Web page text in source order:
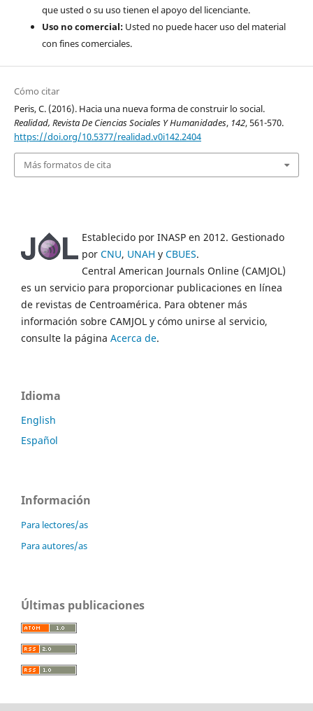
que usted o su uso tienen el apoyo del licenciante.
Uso no comercial:Usted no puede hacer uso del material
con fines comerciales.
Cómo citar
Peris, C. (2016). Hacia una nueva forma de construir lo social.
Realidad, Revista De Ciencias Sociales Y Humanidades, 142, 561-570.
https://doi.org/10.5377/realidad.v0i142.2404
Más formatos de cita
Establecido por INASP en 2012. Gestionado
por CNU, UNAH y CBUES.
Central American Journals Online (CAMJOL)
es un servicio para proporcionar publicaciones en línea
de revistas de Centroamérica. Para obtener más
información sobre CAMJOL y cómo unirse al servicio,
consulte la página Acerca de.
Idioma
English
Español
Información
Para lectores/as
Para autores/as
Últimas publicaciones